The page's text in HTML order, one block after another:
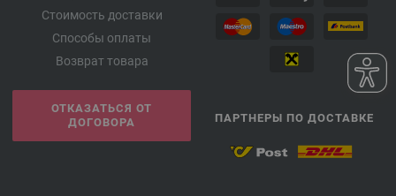
Стоимость доставки
Способы оплаты
Возврат товара
ОТКАЗАТЬСЯ ОТ
ДОГОВОРА
ПАРТНЕРЫ ПО ДОСТАВКЕ